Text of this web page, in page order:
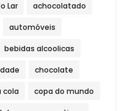
Lar achocolatado
automóveis
bebidas alcoolicas
chocolate
cola copa do mundo